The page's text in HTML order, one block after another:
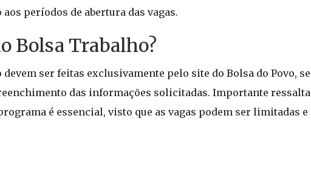
aos períodos de abertura das vagas.
Bolsa Trabalho?
ser feitas exclusivamente pelo site do Bolsa do Povo,
das informações solicitadas. Importante
é essencial, visto que as vagas podem ser limitadas